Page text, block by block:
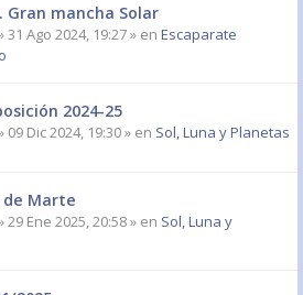
Gran mancha Solar
31 Ago 2024, 19:27 » en Escaparate
2024-25
09 Dic 2024, 19:30 » en Sol, Luna y Planetas
Marte
29 Ene 2025, 20:58 » en Sol, Luna y